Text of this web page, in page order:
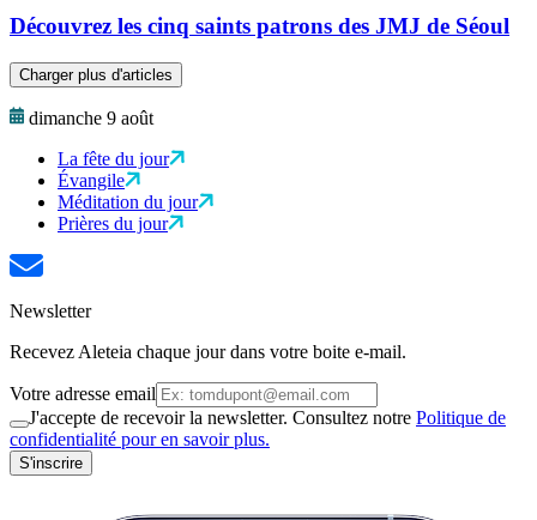
Découvrez les cinq saints patrons des JMJ de Séoul
Charger plus d'articles
dimanche 9 août
La fête du jour
Évangile
Méditation du jour
Prières du jour
Newsletter
Recevez Aleteia chaque jour dans votre boite e-mail.
Votre adresse email
J'accepte de recevoir la newsletter. Consultez notre Politique de
confidentialité pour en savoir plus.
S'inscrire